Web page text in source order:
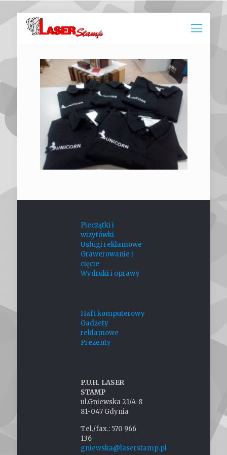
Pieczątki i
wizytówki
Usługi reklamowe
Grawerowanie i
cięcie
Wydruki i oprawy
Haft komputerowy
Gadżety
reklamowe
Prezenty
P.U.H. LASER
STAMP
ul.Gniewska 21/A-8
81-047 Gdynia
Tel./fax.: 570 966
136
gniewska@laserstamp.pl